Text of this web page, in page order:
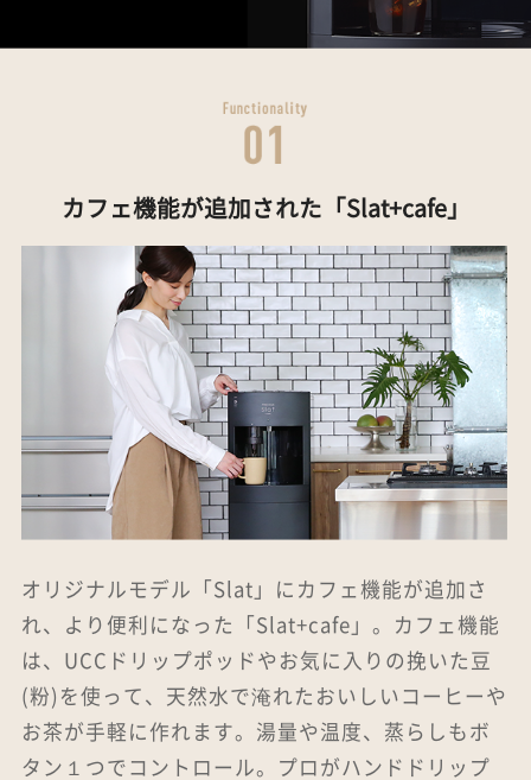
カフェ機能が追加された「Slat+cafe」
オリジナルモデル「Slat」にカフェ機能が追加さ
れ、より便利になった「Slat+cafe」。カフェ機能
は、UCCドリップポッドやお気に入りの挽いた豆
(粉)を使って、天然水で淹れたおいしいコーヒーや
お茶が手軽に作れます。湯量や温度、蒸らしもボ
タン１つでコントロール。プロがハンドドリップ